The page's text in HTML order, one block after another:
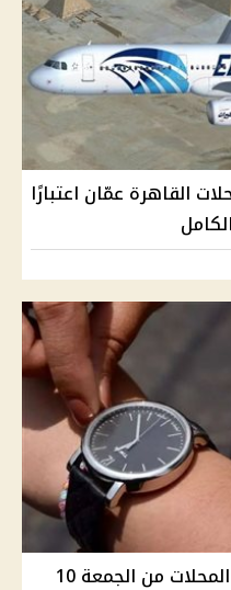
القاهرة عمّان اعتبارًا
قرار حكومي بمد ساعات غلق المحلات من الجمعة 10